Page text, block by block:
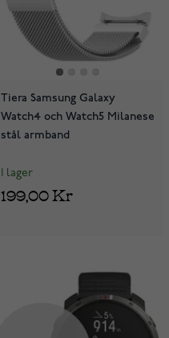
Tiera Samsung Galaxy
Watch4 och Watch5 Milanese
stål armband
I lager
199,00 Kr